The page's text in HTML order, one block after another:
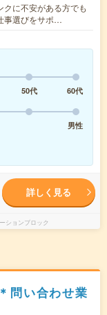
クに不安がある方でも
事選びをサポ…
50代
60代
男性
詳しく見る
ションブロック
問い合わせ業